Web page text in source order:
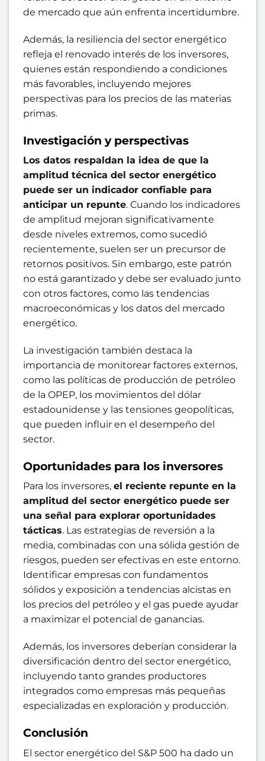
de mercado que aún enfrenta incertidumbre.
Además, la resiliencia del sector energético
refleja el renovado interés de los inversores,
quienes están respondiendo a condiciones
más favorables, incluyendo mejores
perspectivas para los precios de las materias
primas.
Investigación y perspectivas
Los datos respaldan la idea de que la
amplitud técnica del sector energético
puede ser un indicador confiable para
anticipar un repunte. Cuando los indicadores
de amplitud mejoran significativamente
desde niveles extremos, como sucedió
recientemente, suelen ser un precursor de
retornos positivos. Sin embargo, este patrón
no está garantizado y debe ser evaluado junto
con otros factores, como las tendencias
macroeconómicas y los datos del mercado
energético.
La investigación también destaca la
importancia de monitorear factores externos,
como las políticas de producción de petróleo
de la OPEP, los movimientos del dólar
estadounidense y las tensiones geopolíticas,
que pueden influir en el desempeño del
sector.
Oportunidades para los inversores
Para los inversores, el reciente repunte en la
amplitud del sector energético puede ser
una señal para explorar oportunidades
tácticas. Las estrategias de reversión a la
media, combinadas con una sólida gestión de
riesgos, pueden ser efectivas en este entorno.
Identificar empresas con fundamentos
sólidos y exposición a tendencias alcistas en
los precios del petróleo y el gas puede ayudar
a maximizar el potencial de ganancias.
Además, los inversores deberían considerar la
diversificación dentro del sector energético,
incluyendo tanto grandes productores
integrados como empresas más pequeñas
especializadas en exploración y producción.
Conclusión
El sector energético del S&P 500 ha dado un